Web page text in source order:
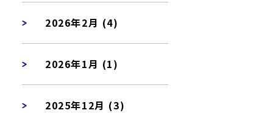
2026年2月 (4)
2026年1月 (1)
2025年12月 (3)